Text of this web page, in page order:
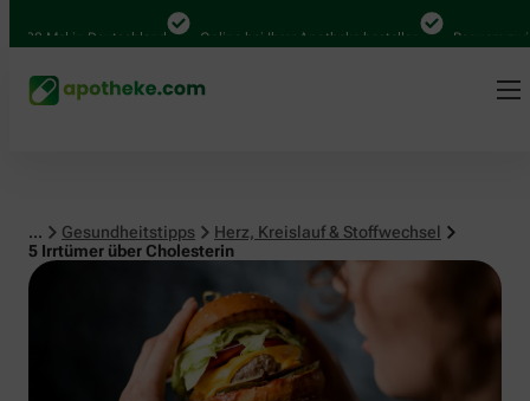
Mal in Deutschland Online bei Ihrer Apotheke bestellen Bequem
... Gesundheitstipps
Herz, Kreislauf & Stoffwechsel
5 Irrtümer über Cholesterin
Herz, Kreislauf & Stoffwechsel